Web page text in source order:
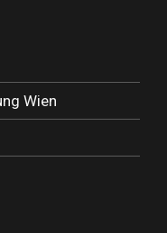
Wien